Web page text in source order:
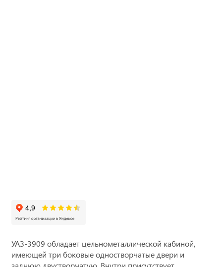
УАЗ-3909 обладает цельнометаллической кабиной,
имеющей три боковые одностворчатые двери и